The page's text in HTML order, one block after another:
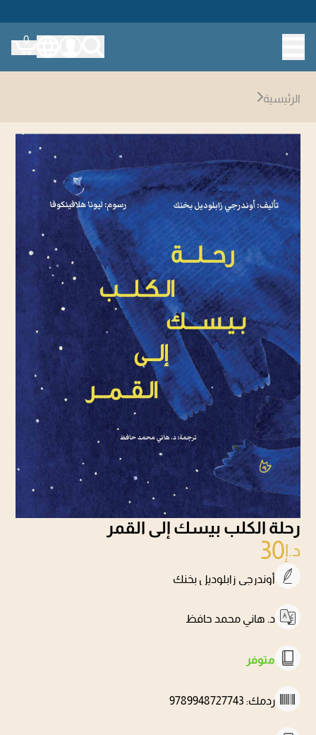
0
الرئيسية
رحلة الكلب بيسك إلى القمر
د.إ30
أوندرجي زابلوديل بخنك
د. هاني محمد حافظ
متوفر
ردمك:
9789948727743